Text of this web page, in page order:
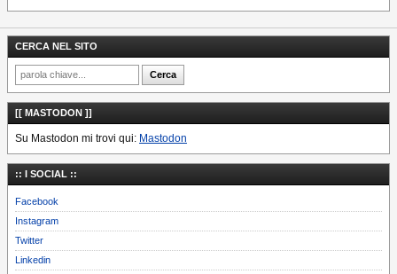
CERCA NEL SITO
[[ MASTODON ]]
Su Mastodon mi trovi qui: Mastodon
:: I SOCIAL ::
Facebook
Instagram
Twitter
Linkedin